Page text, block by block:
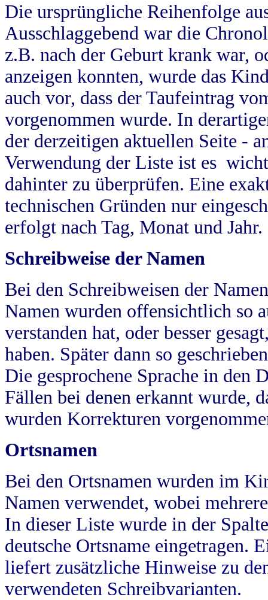
Die ursprüngliche Reihenfolge
Ausschlaggebend war die
z.B. nach der Geburt krank war,
anzeigen konnten, wurde das
auch vor, dass der Taufeintrag
vorgenommen wurde. In
der derzeitigen aktuellen Seite -
Verwendung der Liste ist es
dahinter zu überprüfen. Eine
technischen Gründen nur
erfolgt nach Tag, Monat und Jahr.
Schreibweise der Namen
Bei den Schreibweisen der
Namen wurden offensichtlich so
verstanden hat, oder besser
haben. Später dann so
Die gesprochene Sprache in
Fällen bei denen erkannt wurde,
wurden Korrekturen
Ortsnamen
Bei den Ortsnamen wurden im
Namen verwendet, wobei
In dieser Liste wurde in der
deutsche Ortsname eingetragen.
liefert zusätzliche Hinweise zu
verwendeten Schreibvarianten.